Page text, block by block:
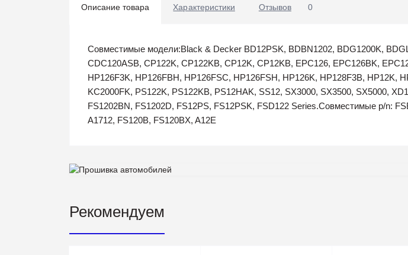
Описание товара Характеристики Отзывов 0
Совместимые модели:Black & Decker BD12PSK, BDBN1202, BDG1200K,
CDC120ASB, CP122K, CP122KB, CP12K, CP12KB, EPC126, EPC126BK,
HP126F3K, HP126FBH, HP126FSC, HP126FSH, HP126K, HP128F3B, HP12K,
KC2000FK, PS122K, PS122KB, PS12HAK, SS12, SX3000, SX3500, SX5000,
FS1202BN, FS1202D, FS12PS, FS12PSK, FSD122 Series.Совместимые p/n:
A1712, FS120B, FS120BX, A12E
Рекомендуем